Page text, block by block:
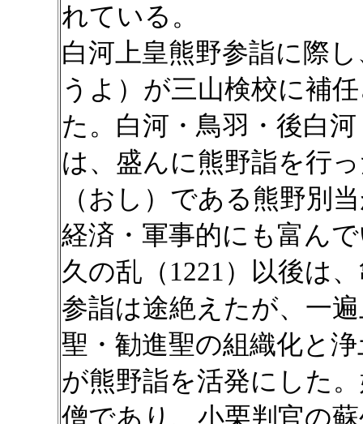
れている。
白河上皇熊野参詣に際
うよ）が三山検校に補
た。白河・鳥羽・後白
は、盛んに熊野詣を行
（おし）である熊野別
経済・軍事的にも富ん
久の乱（1221）以後は
参詣は途絶えたが、一
聖・勧進聖の組織化と
が熊野詣を活発にした
僧であり、小栗判官の